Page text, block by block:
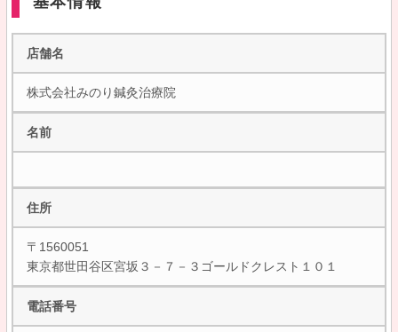
店舗名
株式会社みのり鍼灸治療院
名前
住所
〒1560051
東京都世田谷区宮坂３－７－３ゴールドクレスト１０１
電話番号